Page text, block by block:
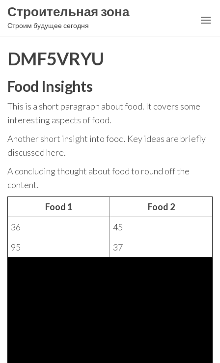
Перейти
Строительная зона
Строим будущее сегодня
DMF5VRYU
Food Insights
This is a short paragraph about food. It covers some
interesting aspects of food.
Another short insight into food. Key ideas are briefly
discussed here.
A concluding thought about food to round off the
content.
Food 1
Food 2
36
45
95
37